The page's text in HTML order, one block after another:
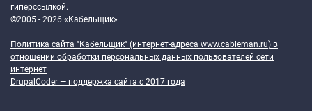
гиперссылкой.
©2005 - 2026 «Кабельщик»
Политика сайта "Кабельщик" (интернет-адреса www.cableman.ru) в
отношении обработки персональных данных пользователей сети
интернет
DrupalCoder — поддержка сайта c 2017 года